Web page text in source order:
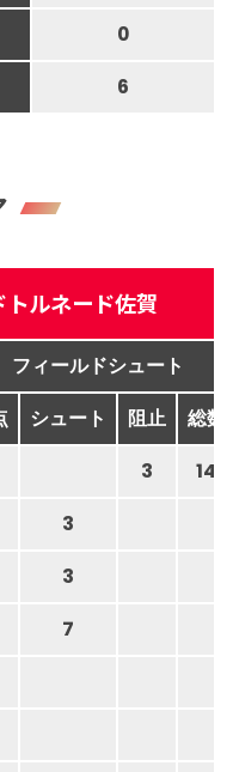
0
6
トルネード佐賀
フィールドシュート
シュート 阻止 総数
3 14
3
3
7